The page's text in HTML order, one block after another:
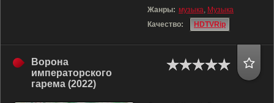
Жанры: музыка, Музыка
Качество:
HDTVRip
Ворона
императорского
гарема (2022)